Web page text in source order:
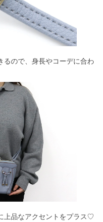
るので、身長やコーデに合わ
上品なアクセントをプラス♡